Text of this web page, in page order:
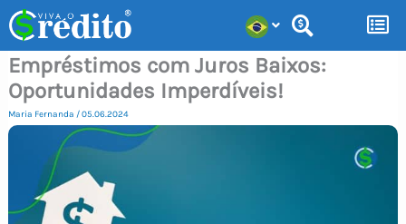
para
conteúdo
Empréstimos com Juros Baixos:
Oportunidades Imperdíveis!
Maria Fernanda /05.06.2024